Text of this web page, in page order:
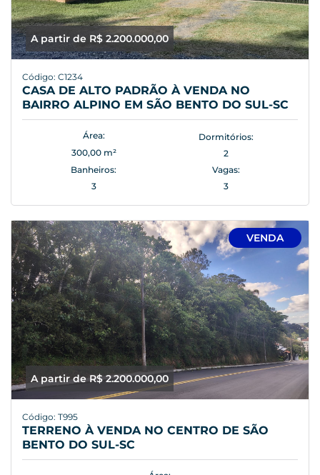
A partir de R$ 2.200.000,00
Código: C1234
CASA DE ALTO PADRÃO À VENDA NO
BAIRRO ALPINO EM SÃO BENTO DO SUL-SC
Área:
300,00 m²
Dormitórios:
2
Banheiros:
3
Vagas:
3
A partir de R$ 2.200.000,00
VENDA
Código: T995
TERRENO À VENDA NO CENTRO DE SÃO
BENTO DO SUL-SC